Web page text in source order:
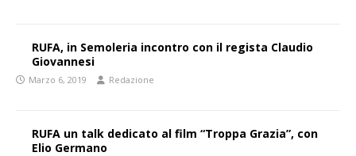
RUFA, in Semoleria incontro con il regista Claudio
Giovannesi
Marzo 6, 2019 Redazione
RUFA un talk dedicato al film “Troppa Grazia”, con
Elio Germano